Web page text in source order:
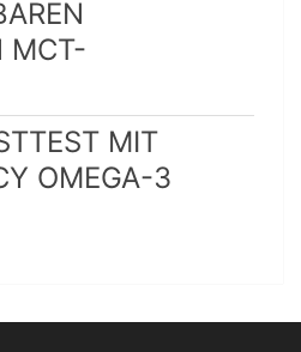
MCT-
MIT
OMEGA-3